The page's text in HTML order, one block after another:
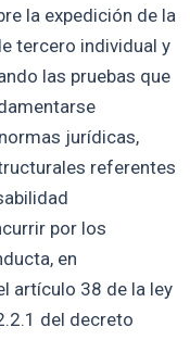
la expedición de la
tercero individual y
las pruebas que
jurídicas,
referentes
por los
en
artículo 38 de la ley
del decreto